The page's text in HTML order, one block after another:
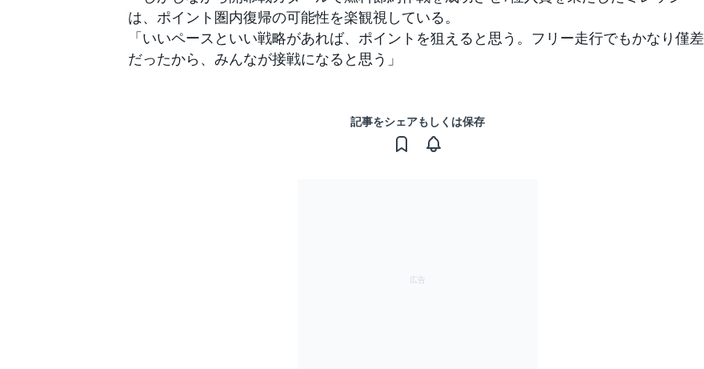
は、ポイント圏内復帰の可能性を楽観視している。
「いいペースといい戦略があれば、ポイントを狙えると思う。フリー走行でもかなり僅差
だったから、みんなが接戦になると思う」
記事をシェアもしくは保存